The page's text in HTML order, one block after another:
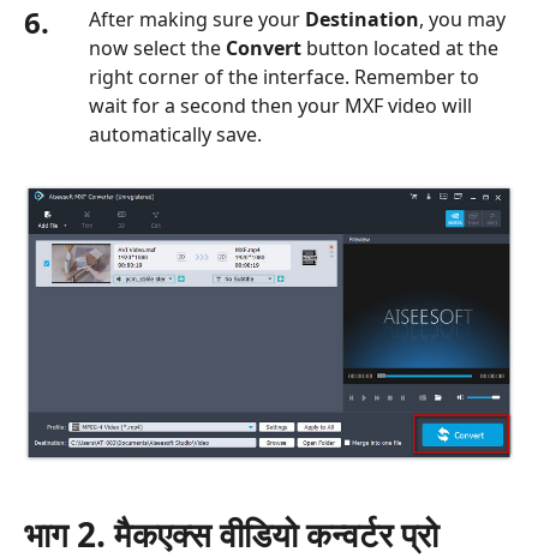
6. After making sure your Destination, you may
now select the Convert button located at the
right corner of the interface. Remember to
wait for a second then your MXF video will
automatically save.
भाग 2. मैकएक्स वीडियो कन्वर्टर प्रो